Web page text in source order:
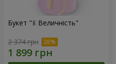
Букет "Її Величність"
2 374 грн